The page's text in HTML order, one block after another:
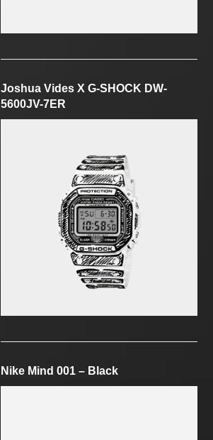
Joshua Vides X G-SHOCK DW-
5600JV-7ER
Nike Mind 001 – Black